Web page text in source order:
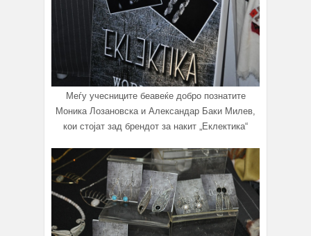
Меѓу учесниците беавеќе добро познатите
Моника Лозановска и Александар Баки Милев,
кои стојат зад брендот за накит „Еклектика“